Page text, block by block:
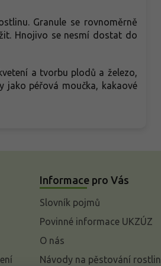
Granule se rovnoměrně
Hnojivo se nesmí dostat do
a tvorbu plodů a železo,
jako péřová moučka, kakaové
Informace pro Vás
Slovník pojmů
Povinné informace UKZÚZ
O nás
Návody na pěstování rostlin